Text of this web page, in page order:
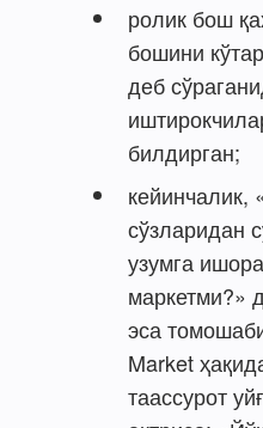
ролик бош
бошини
деб
билдирган;
кейинчалик,
сўзларидан
узумга
маркетми?»
эса
Market
таассурот